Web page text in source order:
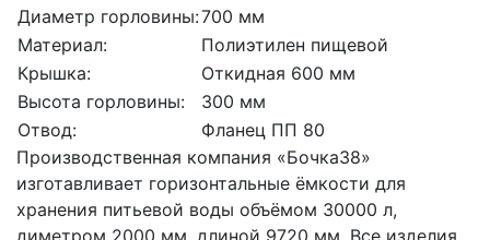
Диаметр горловины:700 мм
Материал:
Полиэтилен пищевой
Крышка:
Откидная 600 мм
Высота горловины:
300 мм
Отвод:
Фланец ПП 80
Производственная компания «Бочка38»
изготавливает горизонтальные ёмкости для
хранения питьевой воды объёмом 30000 л,
диметром 2000 мм, длиной 9720 мм. Все изделия